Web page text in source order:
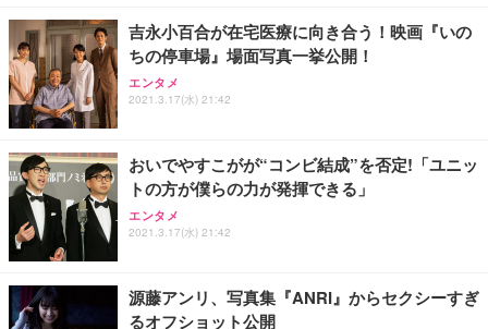
吉永小百合が在宅医療に向き合う！映画『いの
ちの停車場』場面写真一挙公開！
エンタメ
2021.3.17(水) 21:42
おいでやすこがが“コンビ結成”を否定!「ユニッ
トの方が僕らの力が発揮できる」
エンタメ
2021.3.17(水) 21:42
源藤アンリ、写真集『ANRI』からセクシーすぎ
るオフショット公開